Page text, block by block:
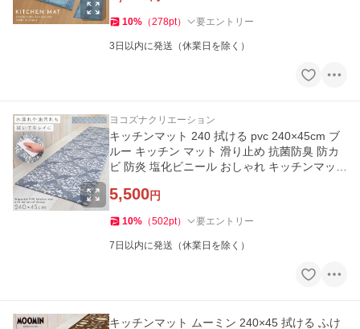
10% （278pt） 要エントリー
3日以内に発送（休業日を除く）
ヨコズナクリエーション
キッチンマット 240 拭ける pvc 240×45cm ブ
ルー キッチン マット 滑り止め 抗菌防臭 防カ
ビ 防炎 塩化ビニール おしゃれ キッチンマット
5,500円
10% （502pt） 要エントリー
7日以内に発送（休業日を除く）
キッチンマット ムーミン 240×45 拭ける ふけ